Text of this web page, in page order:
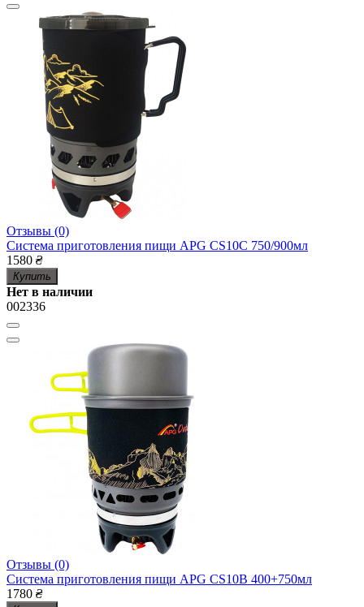
Отзывы (0)
Система приготовления пищи APG CS10C 750/900мл
1580 ₴
Купить
Нет в наличии
002336
Отзывы (0)
Система приготовления пищи APG CS10B 400+750мл
1780 ₴